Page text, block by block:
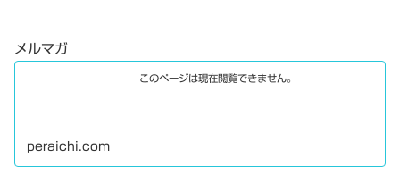
メルマガ
このページは現在閲覧できません。
peraichi.com